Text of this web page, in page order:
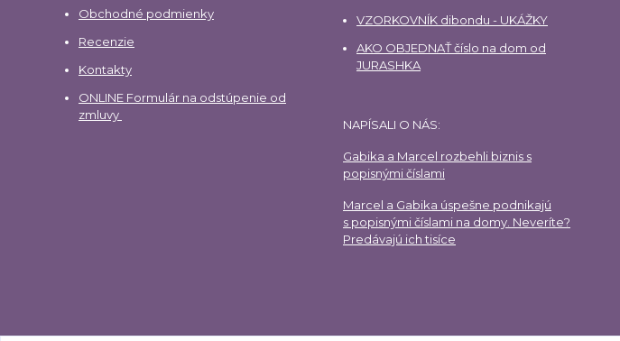
Obchodné podmienky
Recenzie
Kontakty
ONLINE Formulár na odstúpenie od
zmluvy
VZORKOVNÍK dibondu - UKÁŽKY
AKO OBJEDNAŤ číslo na dom od
JURASHKA
NAPÍSALI O NÁS:
Gabika a Marcel rozbehli biznis s
popisnými číslami
Marcel a Gabika úspešne podnikajú
s popisnými číslami na domy. Neveríte?
Predávajú ich tisíce